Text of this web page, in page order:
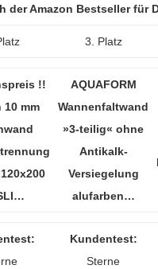
der Amazon Bestseller für
3. Platz
!!
10 mm
AQUAFORM
Wannenfaltwand
»3-teilig« ohne
Antikalk-
Versiegelung
alufarben…
Kundentest:
Sterne